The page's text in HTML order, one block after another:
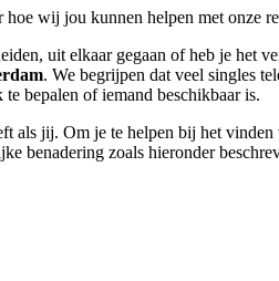
hoe wij jou kunnen helpen met onze
uit elkaar gegaan of heb je het
. We begrijpen dat veel singles
bepalen of iemand beschikbaar is.
jij. Om je te helpen bij het
benadering zoals hieronder